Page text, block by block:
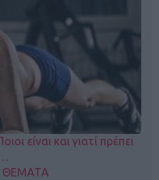
είναι και γιατί πρέπει
ΘΕΜΑΤΑ